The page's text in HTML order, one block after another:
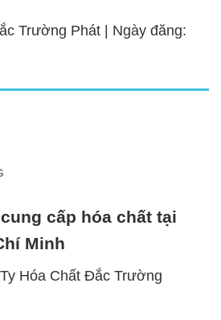
Trường Phát | Ngày đăng:
cấp hóa chất tại
Minh
Hóa Chất Đắc Trường